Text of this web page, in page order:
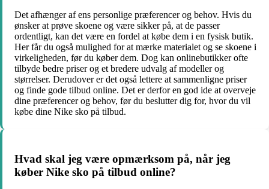
Det afhænger af ens personlige præferencer og behov. Hvis du
ønsker at prøve skoene og være sikker på, at de passer
ordentligt, kan det være en fordel at købe dem i en fysisk butik.
Her får du også mulighed for at mærke materialet og se skoene i
virkeligheden, før du køber dem. Dog kan onlinebutikker ofte
tilbyde bedre priser og et bredere udvalg af modeller og
størrelser. Derudover er det også lettere at sammenligne priser
og finde gode tilbud online. Det er derfor en god ide at overveje
dine præferencer og behov, før du beslutter dig for, hvor du vil
købe dine Nike sko på tilbud.
Hvad skal jeg være opmærksom på, når jeg
køber Nike sko på tilbud online?